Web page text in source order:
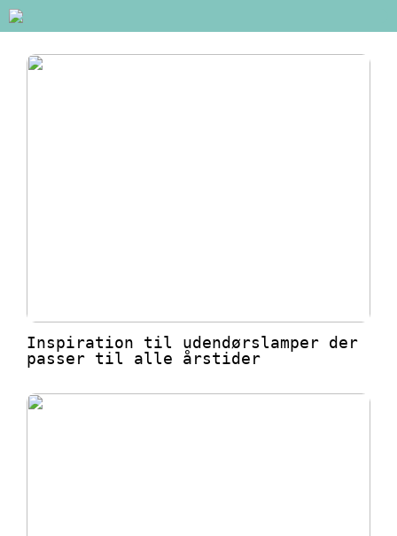
Inspiration til udendørslamper der
passer til alle årstider